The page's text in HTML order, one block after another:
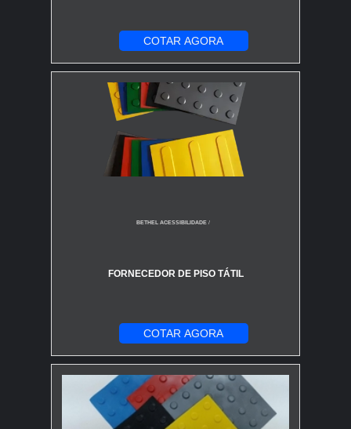
COTAR AGORA
BETHEL ACESSIBILIDADE /
FORNECEDOR DE PISO TÁTIL
COTAR AGORA